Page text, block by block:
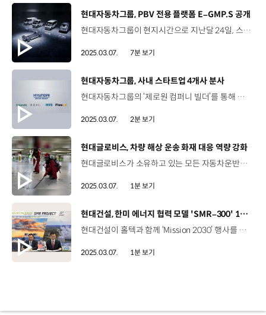
[동영상]
현대자동차그룹, PBV 전용 플랫폼 E–GMP.S 공개
현대자동차그룹이 현지시간으로 지난달 24일, 스페인에서 ‘기아 EV 데이’를 열고 EV4와 PV5 등을 공개하고 전동화 가속 의지를 밝혔었는데요. 이 자리에서 현대자동차그룹은 PV5와 함께 PBV 전용 플랫폼 E-GMP.S도 선보였습니다. 오늘 HMG FOCUS에서는 E-GMP.S에 대해 자세히 살펴보겠습니다. E-GMP.S는 비즈니스 목적에 최적화된 PBV의 기술적 기반이 되는 플랫폼인데요. 우수한 전동화 기술, 공간 혁신성, 주행안전 기술 등 다채로운 혁신 기술을 바탕으로 다양한 산업군의 비즈니스에 대응할 수 있도록 개발됐습니다. E-GMP.S는 편평한 형태의 플랫폼 위에 다양한 어퍼 바디를 적용할 수 있는 스케이트보드 플랫폼 콘셉트로 개발했는데요. 플랫폼 하나로 카헤일링, 딜리버리, 리빙 스페이스 등 소형부터 대형까지 폭넓은 PBV 라인업을 구현할 수 있습니다. 또한, E-GMP.S에는 현대자동차그룹 최초로 ‘통합 모듈러 아키텍처’ 개발 체계를 적용했는데요. 모터, 배터리를 비롯해 인버터, 전기·전자, 자율주행 등 핵심 모듈을 표준화하고 차급 및 플랫폼 구분 없이 차량을 개발하는 점이 특징입니다. 공용화된 부품을 활용해 복잡한 차량 개발 프로세스와 개발 시간을 최소화하고, 표준화된 주요 부품을 차량에 수평 전개해 상품 경쟁력과 생산성을 한층 향상할 수 있습니다. 현대자동차그룹은 e-커머스 중심으로 전환되는 소비 시장 등 달라진 비즈니스 형태에 특화한 모빌리티를 선제적으로 선보이기 위해 전용 플랫폼 개발에 집중해 왔는데요. PBV 비즈니스에 최적화된 E-GMP.S를 완성하고 기술 신뢰도를 바탕으로 경쟁력 있는 차량을 지속적으로 선보일 계획입니다. PBV 비즈니스에서는 차량의 넓은 실내 공간이 곧 비즈니스의 효율이라고 해도 과언이 아니죠. 네, E-GMP.S는 설계 초기 단계부터 다양한 산업군에 종사하는 고객의 목소리를 분석했는데요. 비즈니스 목적의 운행 환경에 최적화된 넓은 실내 공간과 주행 거리를 선사합니다. E-GMP.S는 넓고 유연한 구성이 가능한 실내 공간을 위해 운전석을 최전방에 배치하고 모터와 인버터, 감속기를 통합한 콤팩트한 PE룸 설계로 2~3열 탑승자를 위한 여유로운 실내 공간과 넉넉한 화물 공간을 확보했습니다. 또한, 1열부터 3열까지 편평한 풀 플랫 플로어 구조를 적용하고 차체 바닥을 낮게 설계해 낮아진 스텝고를 통한 탑승객 승하차 및 화물 상하차 편의성을 높였습니다. E-GMP.S는 차세대 배터리 기술인 ‘셀투팩(CTP)’ 시스템으로 성능을 최적화합니다. 기존 ‘셀투모듈(CTM)’ 시스템은 셀을 ‘모듈화’하는 과정을 거쳐 배터리 팩으로 완성하는데요, 셀투팩 시스템에서는 중간 단계인 모듈을 생략함으로써, 모듈 케이스가 차지하던 공간을 배터리 셀로 채워 에너지 밀도를 한층 더 높일 수 있습니다. 이를 통해 E-GMP.S 기반의 PBV는 동일한 크기의 배터리를 탑재한 기존 전기차 대비 더 긴 거리를 주행할 수 있습니다. E-GMP.S 기반의 PBV에는 신개념 바디 기술도 적용되죠? 네, 현대자동차그룹은 유연하고 효율적인 개발을 위해 외장 패널과 후방 차체 골격을 모듈화한 ‘플렉시블 바디 시스템’을 선보였습니다. 또한, 동급 최고 수준의 안전 설계를 적용해 고객의 안전성까지 확보했습니다. ‘플렉시블 바디 시스템’은 차체 부품을 크게 나눠 모듈 형태로 설계한 후 고객 수요에 따라 모듈을 퍼즐 조각처럼 조합하는 기술인데요. 고객 니즈에 부합하는 여러 사양의 차량을 쉽고 빠르게 제작할 수 있어 다품종 소량생산이 가능해집니다. 현대자동차그룹은 기아 PV5에 플렉시블 바디 시스템을 최초로 적용하고, 고객 수요가 높을 것으로 예상되는 7개 사양을 우선 선보일 계획입니다. 한편, E-GMP.S는 탑승자와 배터리의 안전성을 위한 동급 최고 수준의 안전 설계도 적용했습니다. 플랫폼 전면에는 충돌 발생 시 충격을 여러 경로로 분산시키는 ‘다중 골격 구조’를 적용하고, 플랫폼 후면에는 충분한 충돌 흡수 공간을 확보해 실내 공간 변형과 탑승자의 충격을 최소화합니다. 배터리 역시, 배터리 팩 측면의 여유 공간을 확장하고 배터리와 동일한 높이에 차량 서브프레임을 배치하는 등 충돌시 배터리의 손상을 최소화해 승객을 안전하게 보호할 수 있도록 안전 기술을 고도화했습니다. 우수한 기술력을 바탕으로 맞춤형 PBV 제작이 가능해져 고객 만족도가 높아질 것 같네요. 비즈니스 효율을 높이기 위해 맞춤형 소프트웨어도 도입하죠? 네, 차량 관제 시스템(FMS)과 안드로이드 생태계에 기반한 PBV 내비게이션 기능 등이 적용돼 효율적인 차량 관리를 돕습니다. 더불어, 비즈니스 형태에 특화된 PBV 인포테인먼트 시스템을 지원해, 비즈니스 고객의 수익성 향상에도 도움이 될 것으로 기대됩니다. 현대자동차그룹은 기아 PV5를 시작으로 PBV 라인업을 꾸준히 확장해 나갈 계획인데요. 다양한 고객에게 가치 있는 비즈니스 라이프를 선사하길 기대하겠습니다. 오늘 소식 전해주셔서 고맙습니다.
2025.03.07. 7분 보기
[동영상]
현대자동차그룹, 사내 스타트업 4개사 분사
현대자동차그룹의 ‘제로원 컴퍼니 빌더’를 통해 육성된 사내 스타트업 4곳이 독립 기업으로서 새로운 도전에 나섭니다. 제로원 컴퍼니 빌더는 사내 스타트업 프로그램으로, 사업 아이디어가 채택된 스타트업은 1년 간 사업화 기간을 거치면서 분사 혹은 사내 사업화 여부를 평가받게 되는데요. 현대자동차그룹은 지난 2000년, 사내 스타트업 육성 제도를 시행한 이후 총 40개의 스타트업이 분사했습니다. 이번에 분사하는 스타트업은 ‘솔라스틱’, ‘ROAI’, ‘HVS’, ‘플렉스온’ 등 총 4곳인데요. 우선 ‘솔라스틱’은 차량과 건물 지붕에 쓰이는 태양광 모듈을 제조하는 곳으로, 플라스틱을 활용해 태양광 모듈의 원가와 중량을 줄이고, 원하는 디자인으로 모듈을 생산하는데 강점이 있습니다. ‘ROAI(로아이)’는 제조 현장의 로봇을 동시에 프로그래밍 할 수 있는 로봇 플래닝 솔루션을 제공하며, 대규모 데이터 처리 기술과 복잡한 환경에서 충돌없이 연속적인 로봇 모션을 자동 생성하는 모션 플래닝 기술을 보유하고 있습니다. 또한, ‘HVS’는 운송 과정에서 습기를 방지해주는 흡습 부품을 생산, 공급하며, ‘플렉스온’은 차량 ‘휠 밸런스 웨이트’를 친환경 복합소재로 대체하는 기술과 배터리 방폭, 방열 패드 제조에 경쟁력이 있습니다. 현대자동차그룹은 앞으로도 임직원들의 혁신적이고 창의적인 아이디어를 발굴하고 사업화를 적극 지원할 예정입니다.
2025.03.07. 2분 보기
[동영상]
현대글로비스, 차량 해상 운송 화재 대응 역량 강화
현대글로비스가 소유하고 있는 모든 자동차운반선에 ‘EV 드릴 랜스(EV-Drill Lance)’가 도입됐습니다. EV 드릴 랜스는 전기차 화재 발생 시 차체와 배터리 팩에 직접 구멍을 뚫고, 그 안으로 물을 분사해 화재를 진압하는 장비인데요. EV 드릴 랜스는 지난해 10월, ‘글로비스 시리우스’ 선박에 처음으로 도입된 뒤, 지난해 말 총 32척의 자동차 운반선에 모두 도입이 완료됐습니다. 현대글로비스는 이외에도 열∙연기 감지기 1,000여 개를 연결한 신규 화재 관제 시스템, ‘스미그(SMIG)’를 도입하고, 불연성 재질의 천으로 구성된 ‘질식 소화 덮개’, 특수 화재진압 장비인 ‘물 분무창’ 등을 배치하는 등 화재 대응을 위해 힘쓰고 있습니다.
2025.03.07. 1분 보기
[동영상]
현대건설, 한미 에너지 협력 모델 'SMR–300' 1호기 건설 착수
현대건설이 홀텍과 함께 ‘Mission 2030’ 행사를 열고 ‘SMR-300’ 1호기의 건설 착수를 알렸습니다. 현지 시간으로 지난 25일, 미국 팰리세이즈 원자력발전단지에서 열린 이번 행사에는, 현대건설 이한우 대표이사, 홀텍 크리스 싱 회장 등 양사의 주요 경영진이 참석했는데요. 이날 홀텍과 체결한 ‘확장 협력 합의서’에는 300MW급 SMR로 원전 용량을 확대하는 개정 합의와 함께 글로벌 시장에서의 사업 협력, 공동 조직운영 등에 대한 내용이 담겼습니다. 현대건설은 지난 2021년 홀텍과의 협력 계약 체결 이후 SMR 개발, 원전 해체 사업 등 다양한 프로젝트를 함께 추진하며, 영국 원자력청이 주관하는 SMR 기술 경쟁입찰 프로그램에서 최종 후보에 오르는 등 글로벌 원전 시장에서의 입지를 공고히 하고 있습니다.
2025.03.07. 1분 보기